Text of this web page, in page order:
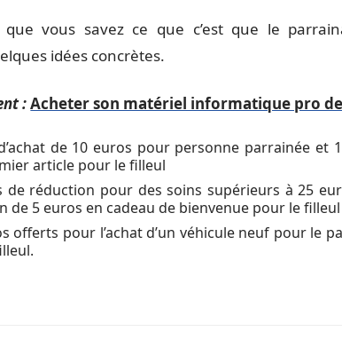
vous savez ce que c’est que le
idées concrètes.
:Acheter son matériel informatique pro
de 10 euros pour personne parrainée et
article pour le filleul
de réduction pour des soins supérieurs à 25
de 5 euros en cadeau de bienvenue pour le filleul
offerts pour l’achat d’un véhicule neuf pour le